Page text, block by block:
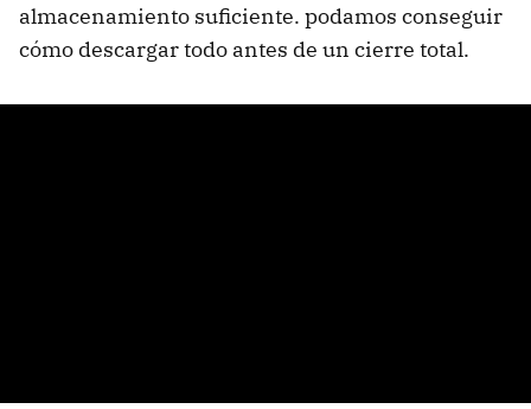
almacenamiento suficiente. podamos conseguir
cómo descargar todo antes de un cierre total.